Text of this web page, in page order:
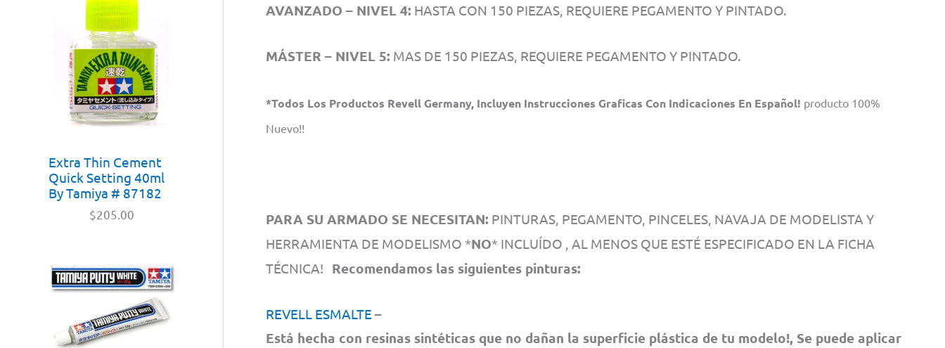
Extra Thin Cement
Quick Setting 40ml
By Tamiya # 87182
$205.00
AVANZADO – NIVEL 4: HASTA CON 150 PIEZAS, REQUIERE PEGAMENTO Y PINTADO.
MÁSTER – NIVEL 5: MAS DE 150 PIEZAS, REQUIERE PEGAMENTO Y PINTADO.
*Todos Los Productos Revell Germany, Incluyen Instrucciones Graficas Con Indicaciones En Español! producto 100%
Nuevo!!
PARA SU ARMADO SE NECESITAN: PINTURAS, PEGAMENTO, PINCELES, NAVAJA DE MODELISTA Y
HERRAMIENTA DE MODELISMO *NO* INCLUÍDO , AL MENOS QUE ESTÉ ESPECIFICADO EN LA FICHA
TÉCNICA! Recomendamos las siguientes pinturas:
REVELL ESMALTE–
Está hecha con resinas sintéticas que no dañan la superficie plástica de tu modelo!, Se puede aplicar